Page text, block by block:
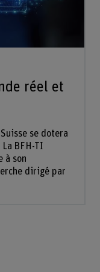
réel et
se dotera
BFH-TI
à son
dirigé par